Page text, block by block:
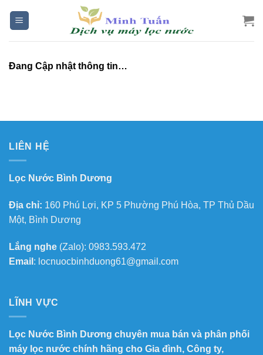
Đang Cập nhật thông tin…
LIÊN HỆ
Lọc Nước Bình Dương
Địa chỉ: 160 Phú Lợi, KP 5 Phường Phú Hòa, TP Thủ Dầu
Một, Bình Dương
Lắng nghe (Zalo): 0983.593.472
Email : locnuocbinhduong61@gmail.com
LĨNH VỰC
Lọc Nước Bình Dương chuyên mua bán và phân phối
máy lọc nước chính hãng cho Gia đình, Công ty,